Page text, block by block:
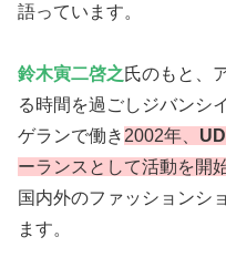
語っています。
鈴木寅二啓之氏のもと、
る時間を過ごしジバンシイ
ゲランで働き 2002年、
ーランスとして活動を開始
国内外のファッションシ
ます。